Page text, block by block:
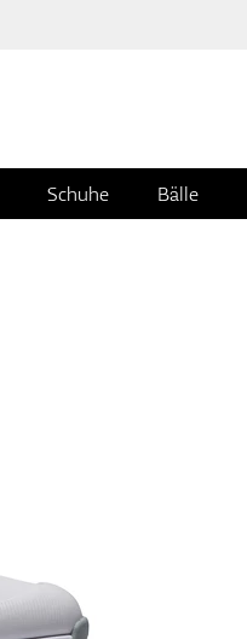
Schuhe Bälle